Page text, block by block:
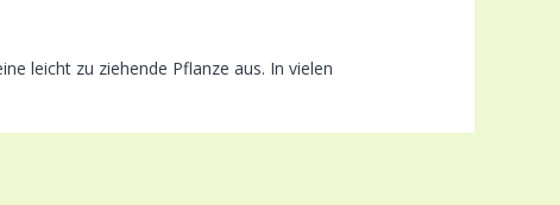
leicht zu ziehende Pflanze aus. In vielen